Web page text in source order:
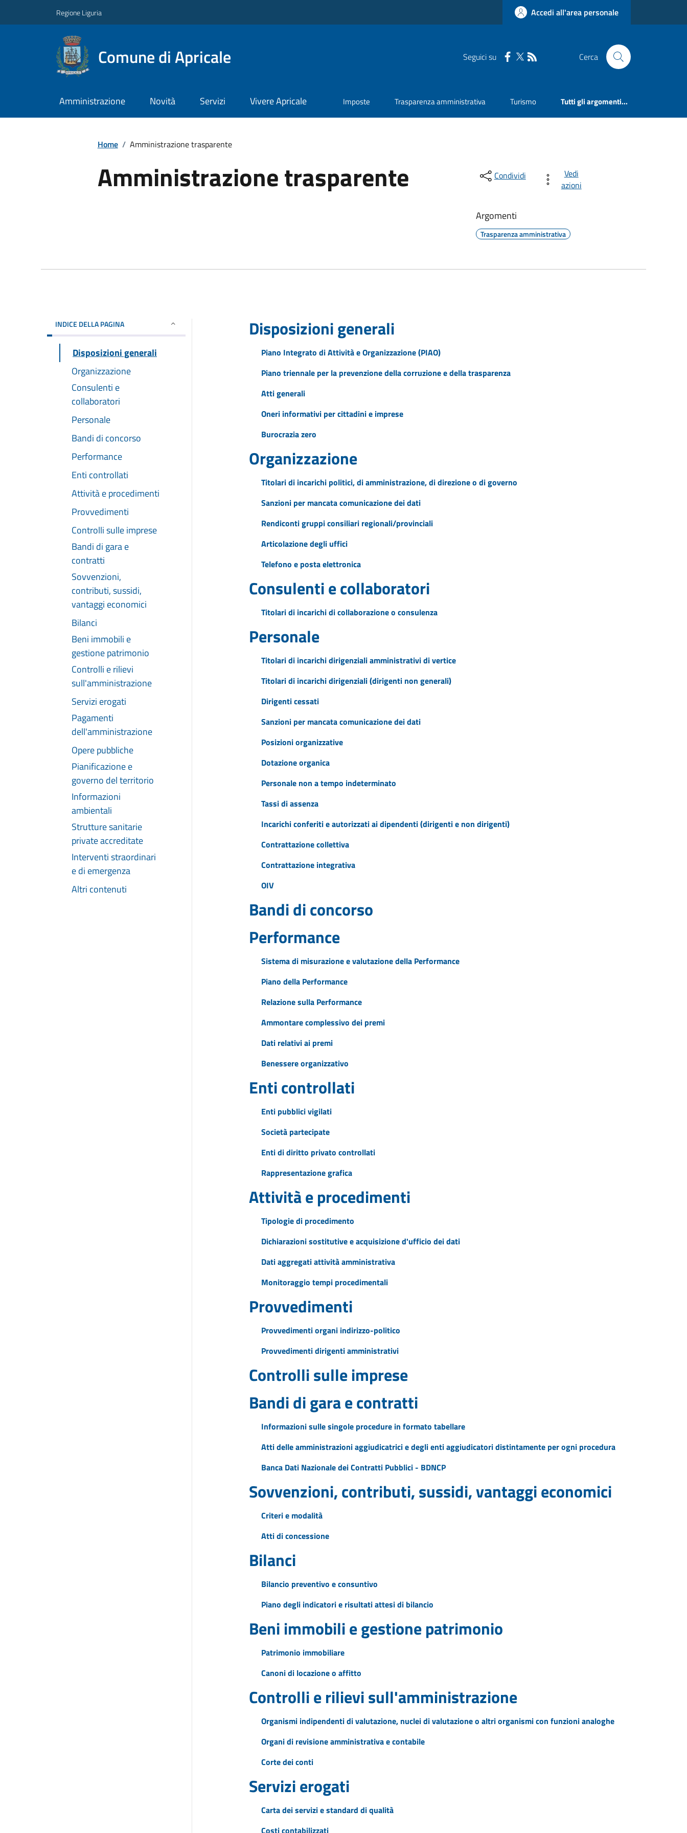
Regione Liguria Accedi all'area personale
Comune di Apricale Seguici su Cerca
Amministrazione Novità Servizi Vivere Apricale Imposte Trasparenza amministrativa Turismo Tutti gli argomenti...
Home / Amministrazione trasparente
Amministrazione trasparente Condividi
Vedi
azioni
Argomenti
Trasparenza amministrativa
INDICE DELLA PAGINA
Disposizioni generali
Organizzazione
Consulenti e
collaboratori
Personale
Bandi di concorso
Performance
Enti controllati
Attività e procedimenti
Provvedimenti
Controlli sulle imprese
Bandi di gara e
contratti
Sovvenzioni,
contributi, sussidi,
vantaggi economici
Bilanci
Beni immobili e
gestione patrimonio
Controlli e rilievi
sull'amministrazione
Servizi erogati
Pagamenti
dell'amministrazione
Opere pubbliche
Pianificazione e
governo del territorio
Informazioni
ambientali
Strutture sanitarie
private accreditate
Interventi straordinari
e di emergenza
Altri contenuti
Disposizioni generali
Piano Integrato di Attività e Organizzazione (PIAO)
Piano triennale per la prevenzione della corruzione e della trasparenza
Atti generali
Oneri informativi per cittadini e imprese
Burocrazia zero
Organizzazione
Titolari di incarichi politici, di amministrazione, di direzione o di governo
Sanzioni per mancata comunicazione dei dati
Rendiconti gruppi consiliari regionali/provinciali
Articolazione degli uffici
Telefono e posta elettronica
Consulenti e collaboratori
Titolari di incarichi di collaborazione o consulenza
Personale
Titolari di incarichi dirigenziali amministrativi di vertice
Titolari di incarichi dirigenziali (dirigenti non generali)
Dirigenti cessati
Sanzioni per mancata comunicazione dei dati
Posizioni organizzative
Dotazione organica
Personale non a tempo indeterminato
Tassi di assenza
Incarichi conferiti e autorizzati ai dipendenti (dirigenti e non dirigenti)
Contrattazione collettiva
Contrattazione integrativa
OIV
Bandi di concorso
Performance
Sistema di misurazione e valutazione della Performance
Piano della Performance
Relazione sulla Performance
Ammontare complessivo dei premi
Dati relativi ai premi
Benessere organizzativo
Enti controllati
Enti pubblici vigilati
Società partecipate
Enti di diritto privato controllati
Rappresentazione grafica
Attività e procedimenti
Tipologie di procedimento
Dichiarazioni sostitutive e acquisizione d'ufficio dei dati
Dati aggregati attività amministrativa
Monitoraggio tempi procedimentali
Provvedimenti
Provvedimenti organi indirizzo-politico
Provvedimenti dirigenti amministrativi
Controlli sulle imprese
Bandi di gara e contratti
Informazioni sulle singole procedure in formato tabellare
Atti delle amministrazioni aggiudicatrici e degli enti aggiudicatori distintamente per ogni procedura
Banca Dati Nazionale dei Contratti Pubblici - BDNCP
Sovvenzioni, contributi, sussidi, vantaggi economici
Criteri e modalità
Atti di concessione
Bilanci
Bilancio preventivo e consuntivo
Piano degli indicatori e risultati attesi di bilancio
Beni immobili e gestione patrimonio
Patrimonio immobiliare
Canoni di locazione o affitto
Controlli e rilievi sull'amministrazione
Organismi indipendenti di valutazione, nuclei di valutazione o altri organismi con funzioni analoghe
Organi di revisione amministrativa e contabile
Corte dei conti
Servizi erogati
Carta dei servizi e standard di qualità
Costi contabilizzati